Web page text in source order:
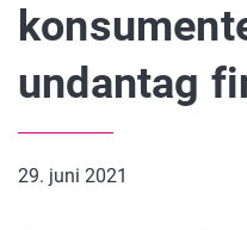
undantag
29. juni 2021